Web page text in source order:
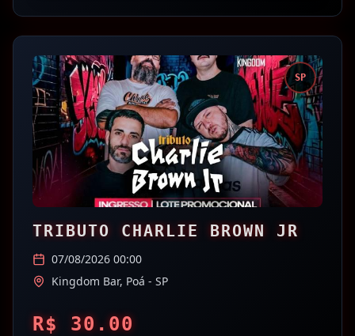
SP
TRIBUTO CHARLIE BROWN JR
07/08/2026 00:00
Kingdom Bar, Poá - SP
R$ 30.00